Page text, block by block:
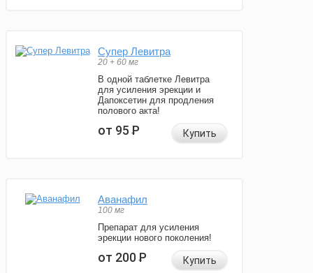
Супер Левитра
20 + 60 мг
В одной таблетке Левитра
для усиления эрекции и
Дапоксетин для продления
полового акта!
от 95Р Купить
Аванафил
100 мг
Препарат для усиления
эрекции нового поколения!
от 200Р Купить